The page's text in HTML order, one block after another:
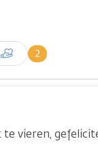
2
te
vieren,